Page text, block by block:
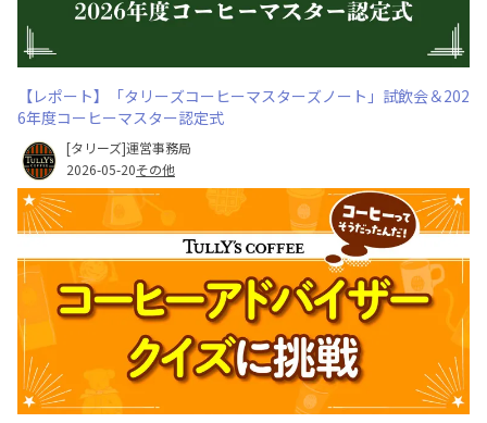
【レポート】「タリーズコーヒーマスターズノート」試飲会＆202
6年度コーヒーマスター認定式
[タリーズ]運営事務局
2026-05-20その他